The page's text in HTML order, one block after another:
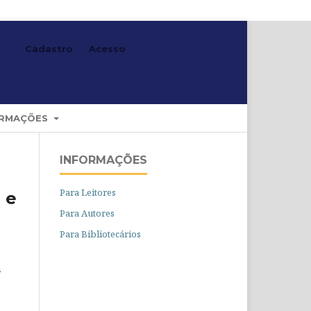
Cadastro Acesso
e
INFORMAÇÕES
Para Leitores
Para Autores
Para Bibliotecários